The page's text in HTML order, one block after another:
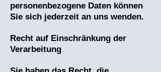
personenbezogene Daten können
Sie sich jederzeit an uns wenden.
Recht auf Einschränkung der
Verarbeitung